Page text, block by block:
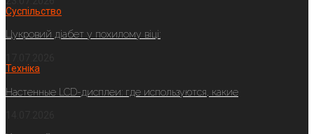
Суспільство
Цукровий діабет у похилому віці:
Техніка
Настенные LCD-дисплеи: где используются, какие